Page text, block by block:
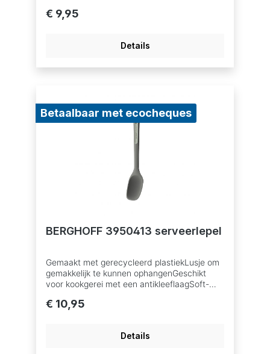
€ 9,95
Details
Betaalbaar met ecocheques
BERGHOFF 3950413 serveerlepel
Gemaakt met gerecycleerd plastiekLusje om
gemakkelijk te kunnen ophangenGeschikt
voor kookgerei met een antikleeflaagSoft-
€ 10,95
Details